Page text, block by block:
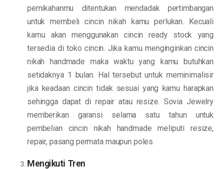
pernikahanmu ditentukan mendadak pertimbangan
untuk membeli cincin nikah kamu perlukan. Kecuali
kamu akan menggunakan cincin ready stock yang
tersedia di toko cincin. Jika kamu menginginkan cincin
nikah handmade maka waktu yang kamu butuhkan
setidaknya 1 bulan. Hal tersebut untuk meminimalisir
jika keadaan cincin tidak sesuai yang kamu harapkan
sehingga dapat di repair atau resize. Sovia Jewelry
memberikan garansi selama satu tahun untuk
pembelian cincin nikah handmade meliputi resize,
repair, pasang permata maupun poles.
Mengikuti Tren